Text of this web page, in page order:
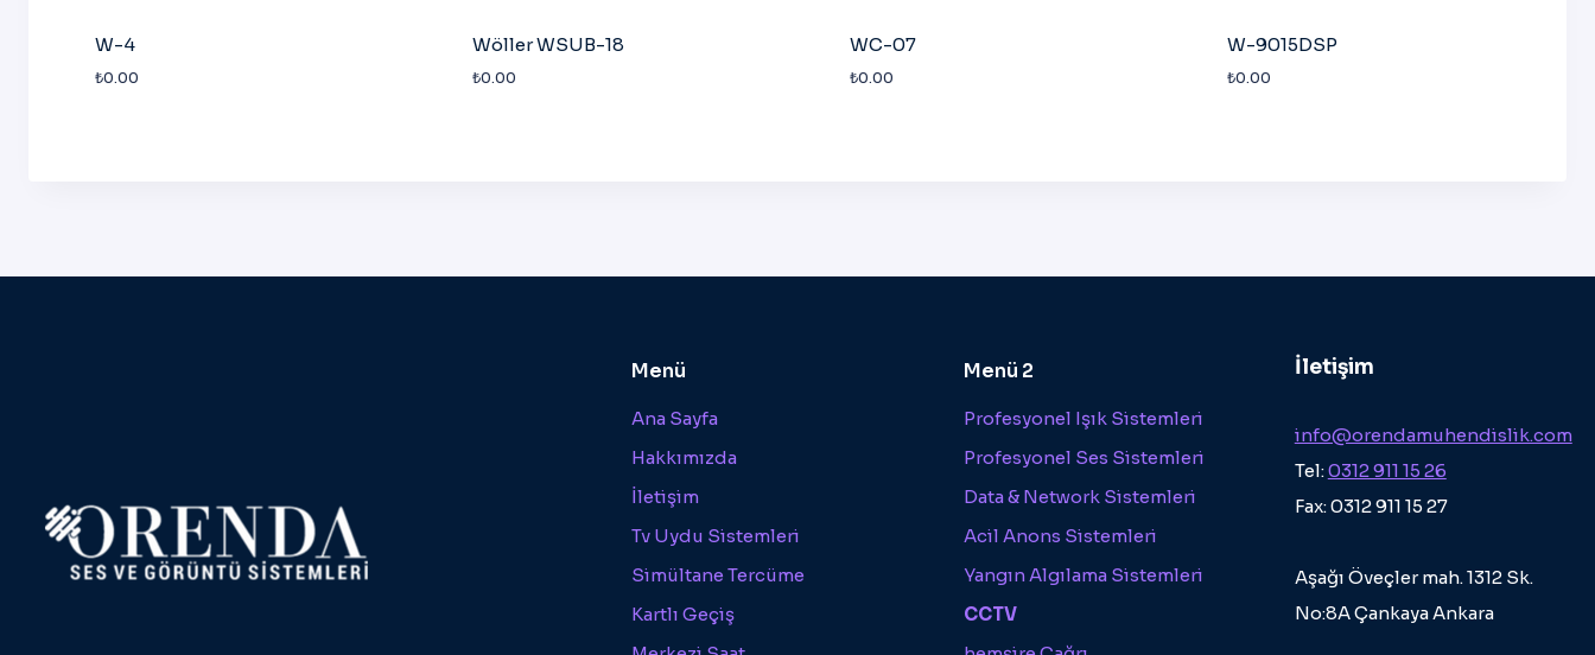
W-4
₺0.00
Wöller WSUB-18
₺0.00
WC-07
₺0.00
W-9015DSP
₺0.00
Menü
Ana Sayfa
Hakkımızda
İletişim
Tv Uydu Sistemleri
Simültane Tercüme
Kartlı Geçiş
Menü 2
Profesyonel Işık Sistemleri
Profesyonel Ses Sistemleri
Data & Network Sistemleri
Acil Anons Sistemleri
Yangın Algılama Sistemleri
CCTV
İletişim
info@orendamuhendislik.com
Tel:0312 911 15 26
Fax: 0312 911 15 27
Aşağı Öveçler mah. 1312 Sk.
No:8A Çankaya Ankara